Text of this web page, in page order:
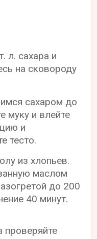
л. сахара и
на сковороду
сахаром до
муку и влейте
и
тесто.
из хлопьев.
маслом
до 200
40 минут.
проверяйте